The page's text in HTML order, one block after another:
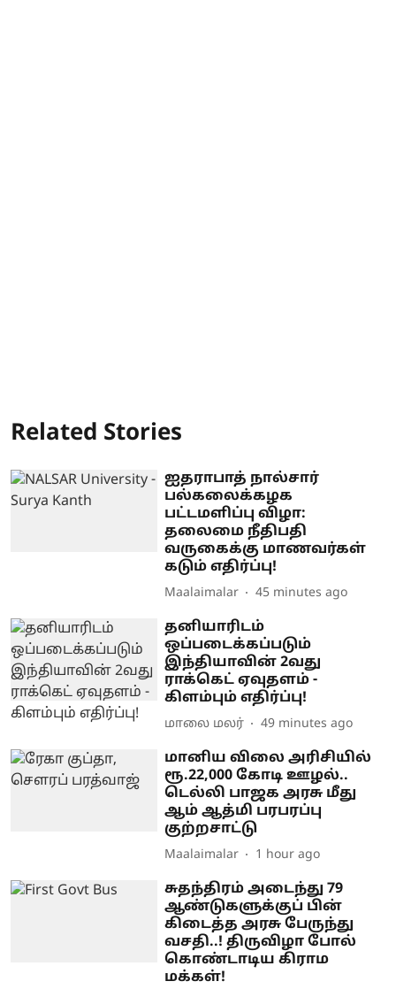
Related Stories
ஐதராபாத் நால்சார்
பல்கலைக்கழக
பட்டமளிப்பு விழா:
தலைமை நீதிபதி
வருகைக்கு மாணவர்கள்
கடும் எதிர்ப்பு!
Maalaimalar 45 minutes ago
தனியாரிடம்
ஒப்படைக்கப்படும்
இந்தியாவின் 2வது
ராக்கெட் ஏவுதளம் -
கிளம்பும் எதிர்ப்பு!
மாலை மலர் 49 minutes ago
மானிய விலை அரிசியில்
ரூ.22,000 கோடி ஊழல்..
டெல்லி பாஜக அரசு மீது
ஆம் ஆத்மி பரபரப்பு
குற்றசாட்டு
Maalaimalar 1 hour ago
சுதந்திரம் அடைந்து 79
ஆண்டுகளுக்குப் பின்
கிடைத்த அரசு பேருந்து
வசதி..! திருவிழா போல்
கொண்டாடிய கிராம
மக்கள்!